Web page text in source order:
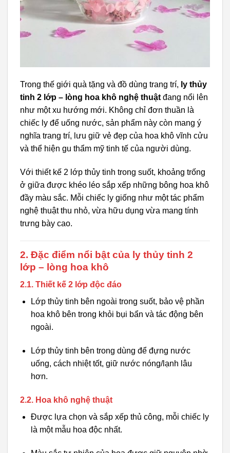
Trong thế giới quà tặng và đồ dùng trang trí, ly thủy
tinh 2 lớp – lòng hoa khô nghệ thuật đang nổi lên
như một xu hướng mới. Không chỉ đơn thuần là
chiếc ly để uống nước, sản phẩm này còn mang ý
nghĩa trang trí, lưu giữ vẻ đẹp của hoa khô vĩnh cửu
và thể hiện gu thẩm mỹ tinh tế của người dùng.
Với thiết kế 2 lớp thủy tinh trong suốt, khoảng trống
ở giữa được khéo léo sắp xếp những bông hoa khô
đầy màu sắc. Mỗi chiếc ly giống như một tác phẩm
nghệ thuật thu nhỏ, vừa hữu dụng vừa mang tính
trưng bày cao.
2. Đặc điểm nổi bật của ly thủy tinh 2
lớp – lòng hoa khô
2.1. Thiết kế 2 lớp độc đáo
Lớp thủy tinh bên ngoài trong suốt, bảo vệ phần
hoa khô bên trong khỏi bụi bẩn và tác động bên
ngoài.
Lớp thủy tinh bên trong dùng để đựng nước
uống, cách nhiệt tốt, giữ nước nóng/lạnh lâu
hơn.
2.2. Hoa khô nghệ thuật
Được lựa chọn và sắp xếp thủ công, mỗi chiếc ly
là một mẫu hoa độc nhất.